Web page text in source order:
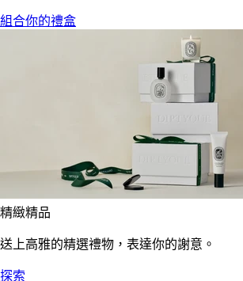
組合你的禮盒
精緻精品
送上高雅的精選禮物，表達你的謝意。
探索